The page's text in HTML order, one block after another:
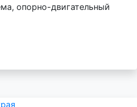
опорно-двигательный